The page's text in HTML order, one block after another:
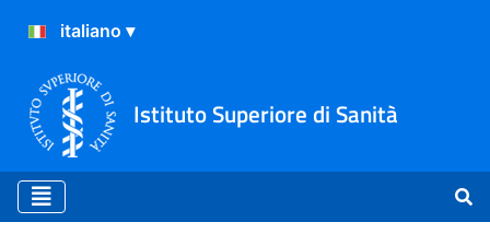
Istituto Superiore di Sanità